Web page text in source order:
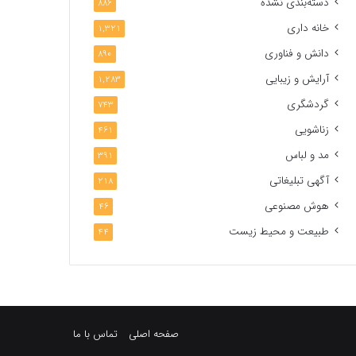
886
خانه داری 1,321
دانش و فناوری 890
آرایش و زیبایی 1,283
گردشگری 743
زناشویی 461
مد و لباس 391
آگهی تبلیغاتی 218
هوش مصنوعی 46
طبیعت و محیط زیست 44
صفحه اصلی تماس با ما